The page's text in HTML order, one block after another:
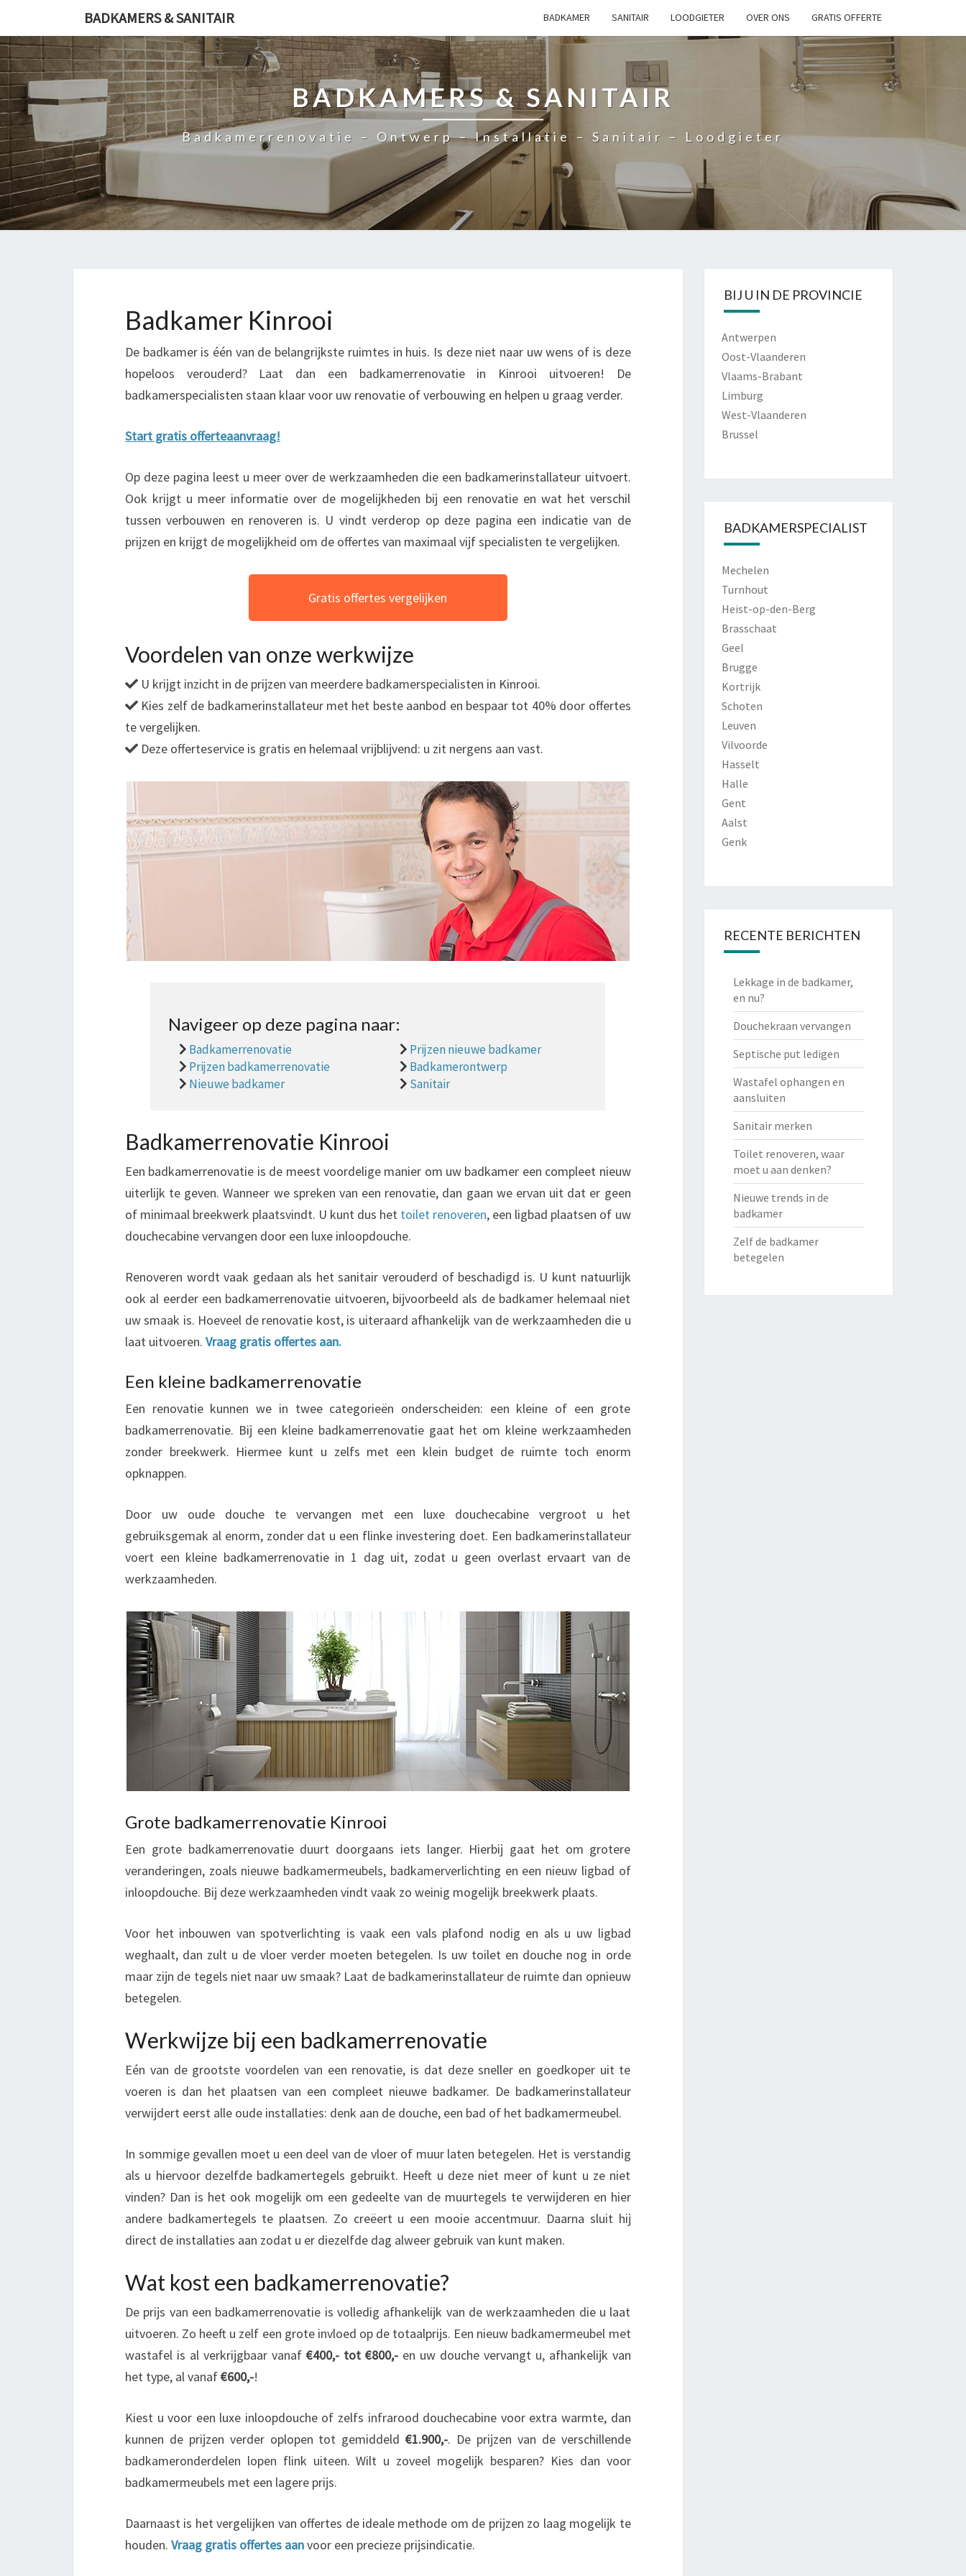
BADKAMERS & SANITAIR BADKAMER SANITAIR LOODGIETER OVER ONS GRATIS OFFERTE
BADKAMERS & SANITAIR
Badkamerrenovatie – Ontwerp – Installatie – Sanitair – Loodgieter
Badkamer Kinrooi
De badkamer is één van de belangrijkste ruimtes in huis. Is deze niet naar uw wens of is deze
hopeloos verouderd? Laat dan een badkamerrenovatie in Kinrooi uitvoeren! De
badkamerspecialisten staan klaar voor uw renovatie of verbouwing en helpen u graag verder.
Start gratis offerteaanvraag!
Op deze pagina leest u meer over de werkzaamheden die een badkamerinstallateur uitvoert.
Ook krijgt u meer informatie over de mogelijkheden bij een renovatie en wat het verschil
tussen verbouwen en renoveren is. U vindt verderop op deze pagina een indicatie van de
prijzen en krijgt de mogelijkheid om de offertes van maximaal vijf specialisten te vergelijken.
Gratis offertes vergelijken
Voordelen van onze werkwijze
U krijgt inzicht in de prijzen van meerdere badkamerspecialisten in Kinrooi.
Kies zelf de badkamerinstallateur met het beste aanbod en bespaar tot 40% door offertes
te vergelijken.
Deze offerteservice is gratis en helemaal vrijblijvend: u zit nergens aan vast.
Navigeer op deze pagina naar:
Badkamerrenovatie
Prijzen badkamerrenovatie
Nieuwe badkamer
Prijzen nieuwe badkamer
Badkamerontwerp
Sanitair
Badkamerrenovatie Kinrooi
Een badkamerrenovatie is de meest voordelige manier om uw badkamer een compleet nieuw
uiterlijk te geven. Wanneer we spreken van een renovatie, dan gaan we ervan uit dat er geen
of minimaal breekwerk plaatsvindt. U kunt dus het toilet renoveren, een ligbad plaatsen of uw
douchecabine vervangen door een luxe inloopdouche.
Renoveren wordt vaak gedaan als het sanitair verouderd of beschadigd is. U kunt natuurlijk
ook al eerder een badkamerrenovatie uitvoeren, bijvoorbeeld als de badkamer helemaal niet
uw smaak is. Hoeveel de renovatie kost, is uiteraard afhankelijk van de werkzaamheden die u
laat uitvoeren. Vraag gratis offertes aan.
Een kleine badkamerrenovatie
Een renovatie kunnen we in twee categorieën onderscheiden: een kleine of een grote
badkamerrenovatie. Bij een kleine badkamerrenovatie gaat het om kleine werkzaamheden
zonder breekwerk. Hiermee kunt u zelfs met een klein budget de ruimte toch enorm
opknappen.
Door uw oude douche te vervangen met een luxe douchecabine vergroot u het
gebruiksgemak al enorm, zonder dat u een flinke investering doet. Een badkamerinstallateur
voert een kleine badkamerrenovatie in 1 dag uit, zodat u geen overlast ervaart van de
werkzaamheden.
Grote badkamerrenovatie Kinrooi
Een grote badkamerrenovatie duurt doorgaans iets langer. Hierbij gaat het om grotere
veranderingen, zoals nieuwe badkamermeubels, badkamerverlichting en een nieuw ligbad of
inloopdouche. Bij deze werkzaamheden vindt vaak zo weinig mogelijk breekwerk plaats.
Voor het inbouwen van spotverlichting is vaak een vals plafond nodig en als u uw ligbad
weghaalt, dan zult u de vloer verder moeten betegelen. Is uw toilet en douche nog in orde
maar zijn de tegels niet naar uw smaak? Laat de badkamerinstallateur de ruimte dan opnieuw
betegelen.
Werkwijze bij een badkamerrenovatie
Eén van de grootste voordelen van een renovatie, is dat deze sneller en goedkoper uit te
voeren is dan het plaatsen van een compleet nieuwe badkamer. De badkamerinstallateur
verwijdert eerst alle oude installaties: denk aan de douche, een bad of het badkamermeubel.
In sommige gevallen moet u een deel van de vloer of muur laten betegelen. Het is verstandig
als u hiervoor dezelfde badkamertegels gebruikt. Heeft u deze niet meer of kunt u ze niet
vinden? Dan is het ook mogelijk om een gedeelte van de muurtegels te verwijderen en hier
andere badkamertegels te plaatsen. Zo creëert u een mooie accentmuur. Daarna sluit hij
direct de installaties aan zodat u er diezelfde dag alweer gebruik van kunt maken.
Wat kost een badkamerrenovatie?
De prijs van een badkamerrenovatie is volledig afhankelijk van de werkzaamheden die u laat
uitvoeren. Zo heeft u zelf een grote invloed op de totaalprijs. Een nieuw badkamermeubel met
wastafel is al verkrijgbaar vanaf €400,- tot €800,-en uw douche vervangt u, afhankelijk van
het type, al vanaf€600,-!
Kiest u voor een luxe inloopdouche of zelfs infrarood douchecabine voor extra warmte, dan
kunnen de prijzen verder oplopen tot gemiddeld€1.900,-. De prijzen van de verschillende
badkameronderdelen lopen flink uiteen. Wilt u zoveel mogelijk besparen? Kies dan voor
badkamermeubels met een lagere prijs.
Daarnaast is het vergelijken van offertes de ideale methode om de prijzen zo laag mogelijk te
houden. Vraag gratis offertes aanvoor een precieze prijsindicatie.
BIJ U IN DE PROVINCIE
Antwerpen
Oost-Vlaanderen
Vlaams-Brabant
Limburg
West-Vlaanderen
Brussel
BADKAMERSPECIALIST
Mechelen
Turnhout
Heist-op-den-Berg
Brasschaat
Geel
Brugge
Kortrijk
Schoten
Leuven
Vilvoorde
Hasselt
Halle
Gent
Aalst
Genk
RECENTE BERICHTEN
Lekkage in de badkamer,
en nu?
Douchekraan vervangen
Septische put ledigen
Wastafel ophangen en
aansluiten
Sanitair merken
Toilet renoveren, waar
moet u aan denken?
Nieuwe trends in de
badkamer
Zelf de badkamer
betegelen